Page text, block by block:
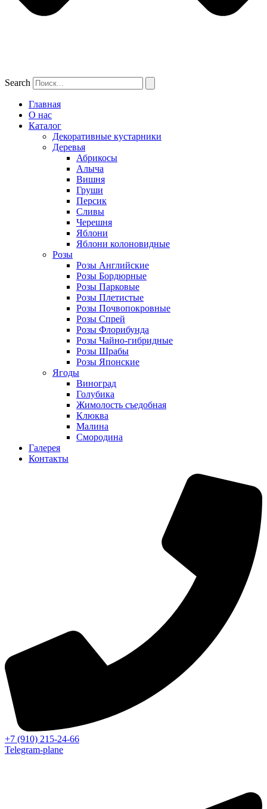
Search
Главная
О нас
Каталог
Декоративные кустарники
Деревья
Абрикосы
Алыча
Вишня
Груши
Персик
Сливы
Черешня
Яблони
Яблони колоновидные
Розы
Розы Английские
Розы Бордюрные
Розы Парковые
Розы Плетистые
Розы Почвопокровные
Розы Спрей
Розы Флорибунда
Розы Чайно-гибридные
Розы Шрабы
Розы Японские
Ягоды
Виноград
Голубика
Жимолость съедобная
Клюква
Малина
Смородина
Галерея
Контакты
+7 (910) 215-24-66
Telegram-plane